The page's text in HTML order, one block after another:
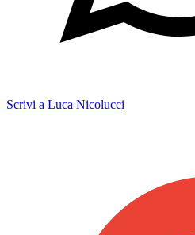
Scrivi a Luca Nicolucci